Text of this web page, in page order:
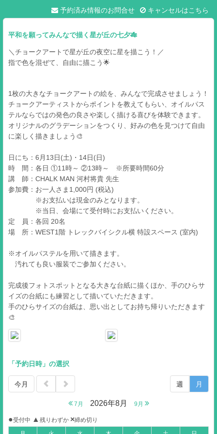
予約済み情報のお問合せ キャンセルはこちら
平和を願ってみんなで描く星が丘の七夕🎋
＼チョークアートで星が丘の夜空に星を描こう！／
指で色を混ぜて、自由に描こう🌟
1枚の大きなチョークアートの絵を、みんなで完成させましょう！
チョークアーティストからポイントを教えてもらい、オイルパス
テルならではの発色の良さや楽しく描ける喜びを体験できます。
オリジナルのグラデーションをつくり、好みの色を見つけて自由
に楽しく描きましょう🎨
日にち：6月13日(土)・14日(日)
時 間：各日 ①11時～ ②13時～ ※所要時間60分
講 師：CHALK MAN 河村将貴 先生
参加費：お一人さま1,000円 (税込)
※お支払いは現金のみとなります。
※当日、会場にて受付時にお支払いください。
定 員：各回 20名
場 所：WEST1階 トレックバイシクル横 特設スペース (室内)
※オイルパステルを用いて描きます。
汚れても良い服装でご参加ください。
完成後フォトスポットとなる大きな台紙に描くほか、手のひらサ
イズの台紙にも練習として描いていただきます。
手のひらサイズの台紙は、思い出としてお持ち帰りいただきます
🎨
「予約日時」の選択
今月
7月 2026年8月 9月
週 月
●受付中 ▲ 残りわずか ×締め切り